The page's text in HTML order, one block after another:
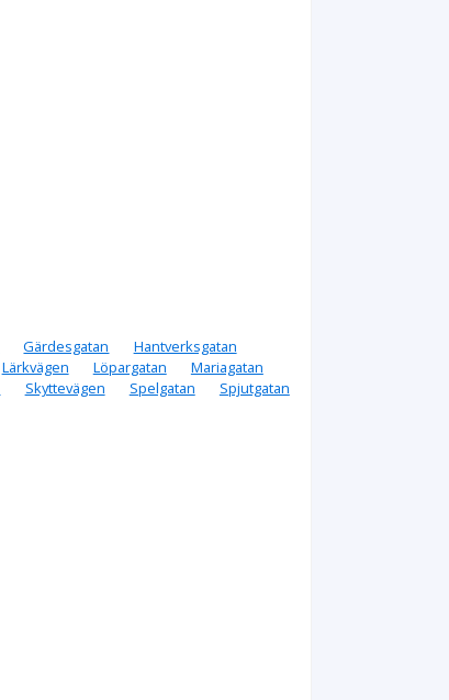
Gärdesgatan
Hantverksgatan
Lärkvägen Löpargatan
Mariagatan
Skyttevägen Spelgatan
Spjutgatan